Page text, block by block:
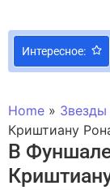
Интересное:
Home » Звезды
Криштиану
В